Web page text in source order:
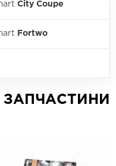
City Coupe
Fortwo
ЗАПЧАСТИНИ